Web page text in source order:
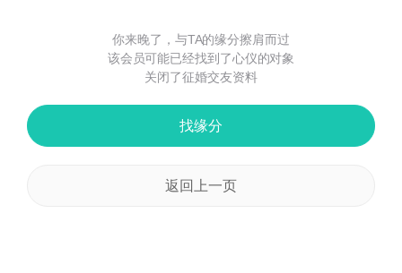
你来晚了，与TA的缘分擦肩而过
该会员可能已经找到了心仪的对象
关闭了征婚交友资料
找缘分
返回上一页